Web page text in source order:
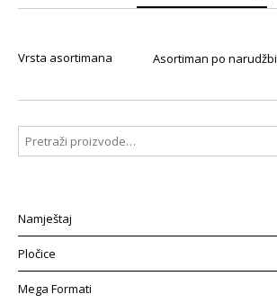
Vrsta asortimana Asortiman po narudžbi
Namještaj
Pločice
Mega Formati